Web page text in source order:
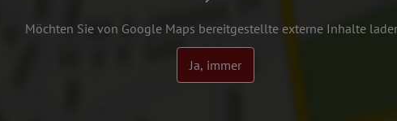
Möchten Sie von Google Maps bereitgestellte externe Inhalte
Ja, immer